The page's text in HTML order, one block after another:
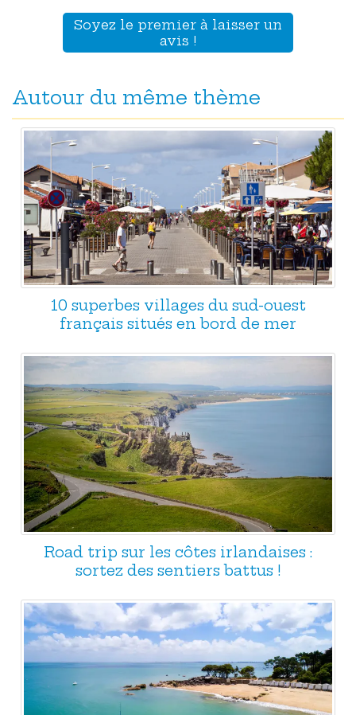
Soyez le premier à laisser un
avis !
Autour du même thème
10 superbes villages du sud-ouest
français situés en bord de mer
Road trip sur les côtes irlandaises :
sortez des sentiers battus !